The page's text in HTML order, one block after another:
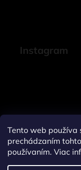
Tento web používa
prechádzaním
používaním. Viac
Instagram